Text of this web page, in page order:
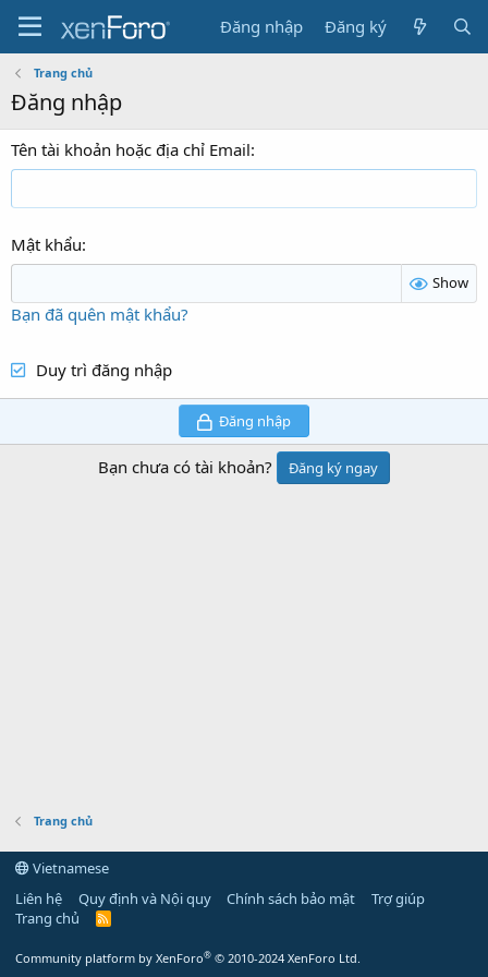
Đăng nhập Đăng ký
Trang chủ
Đăng nhập
Tên tài khoản hoặc địa chỉ Email
Mật khẩu
Show
Bạn đã quên mật khẩu?
Duy trì đăng nhập
Đăng nhập
Bạn chưa có tài khoản? Đăng ký ngay
Trang chủ
Vietnamese
Liên hệ
Quy định và Nội quy Chính sách bảo mật
Trợ giúp
Trang chủ
R
Community platform by XenForo® © 2010-2024 XenForo Ltd.